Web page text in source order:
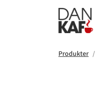
Produkter